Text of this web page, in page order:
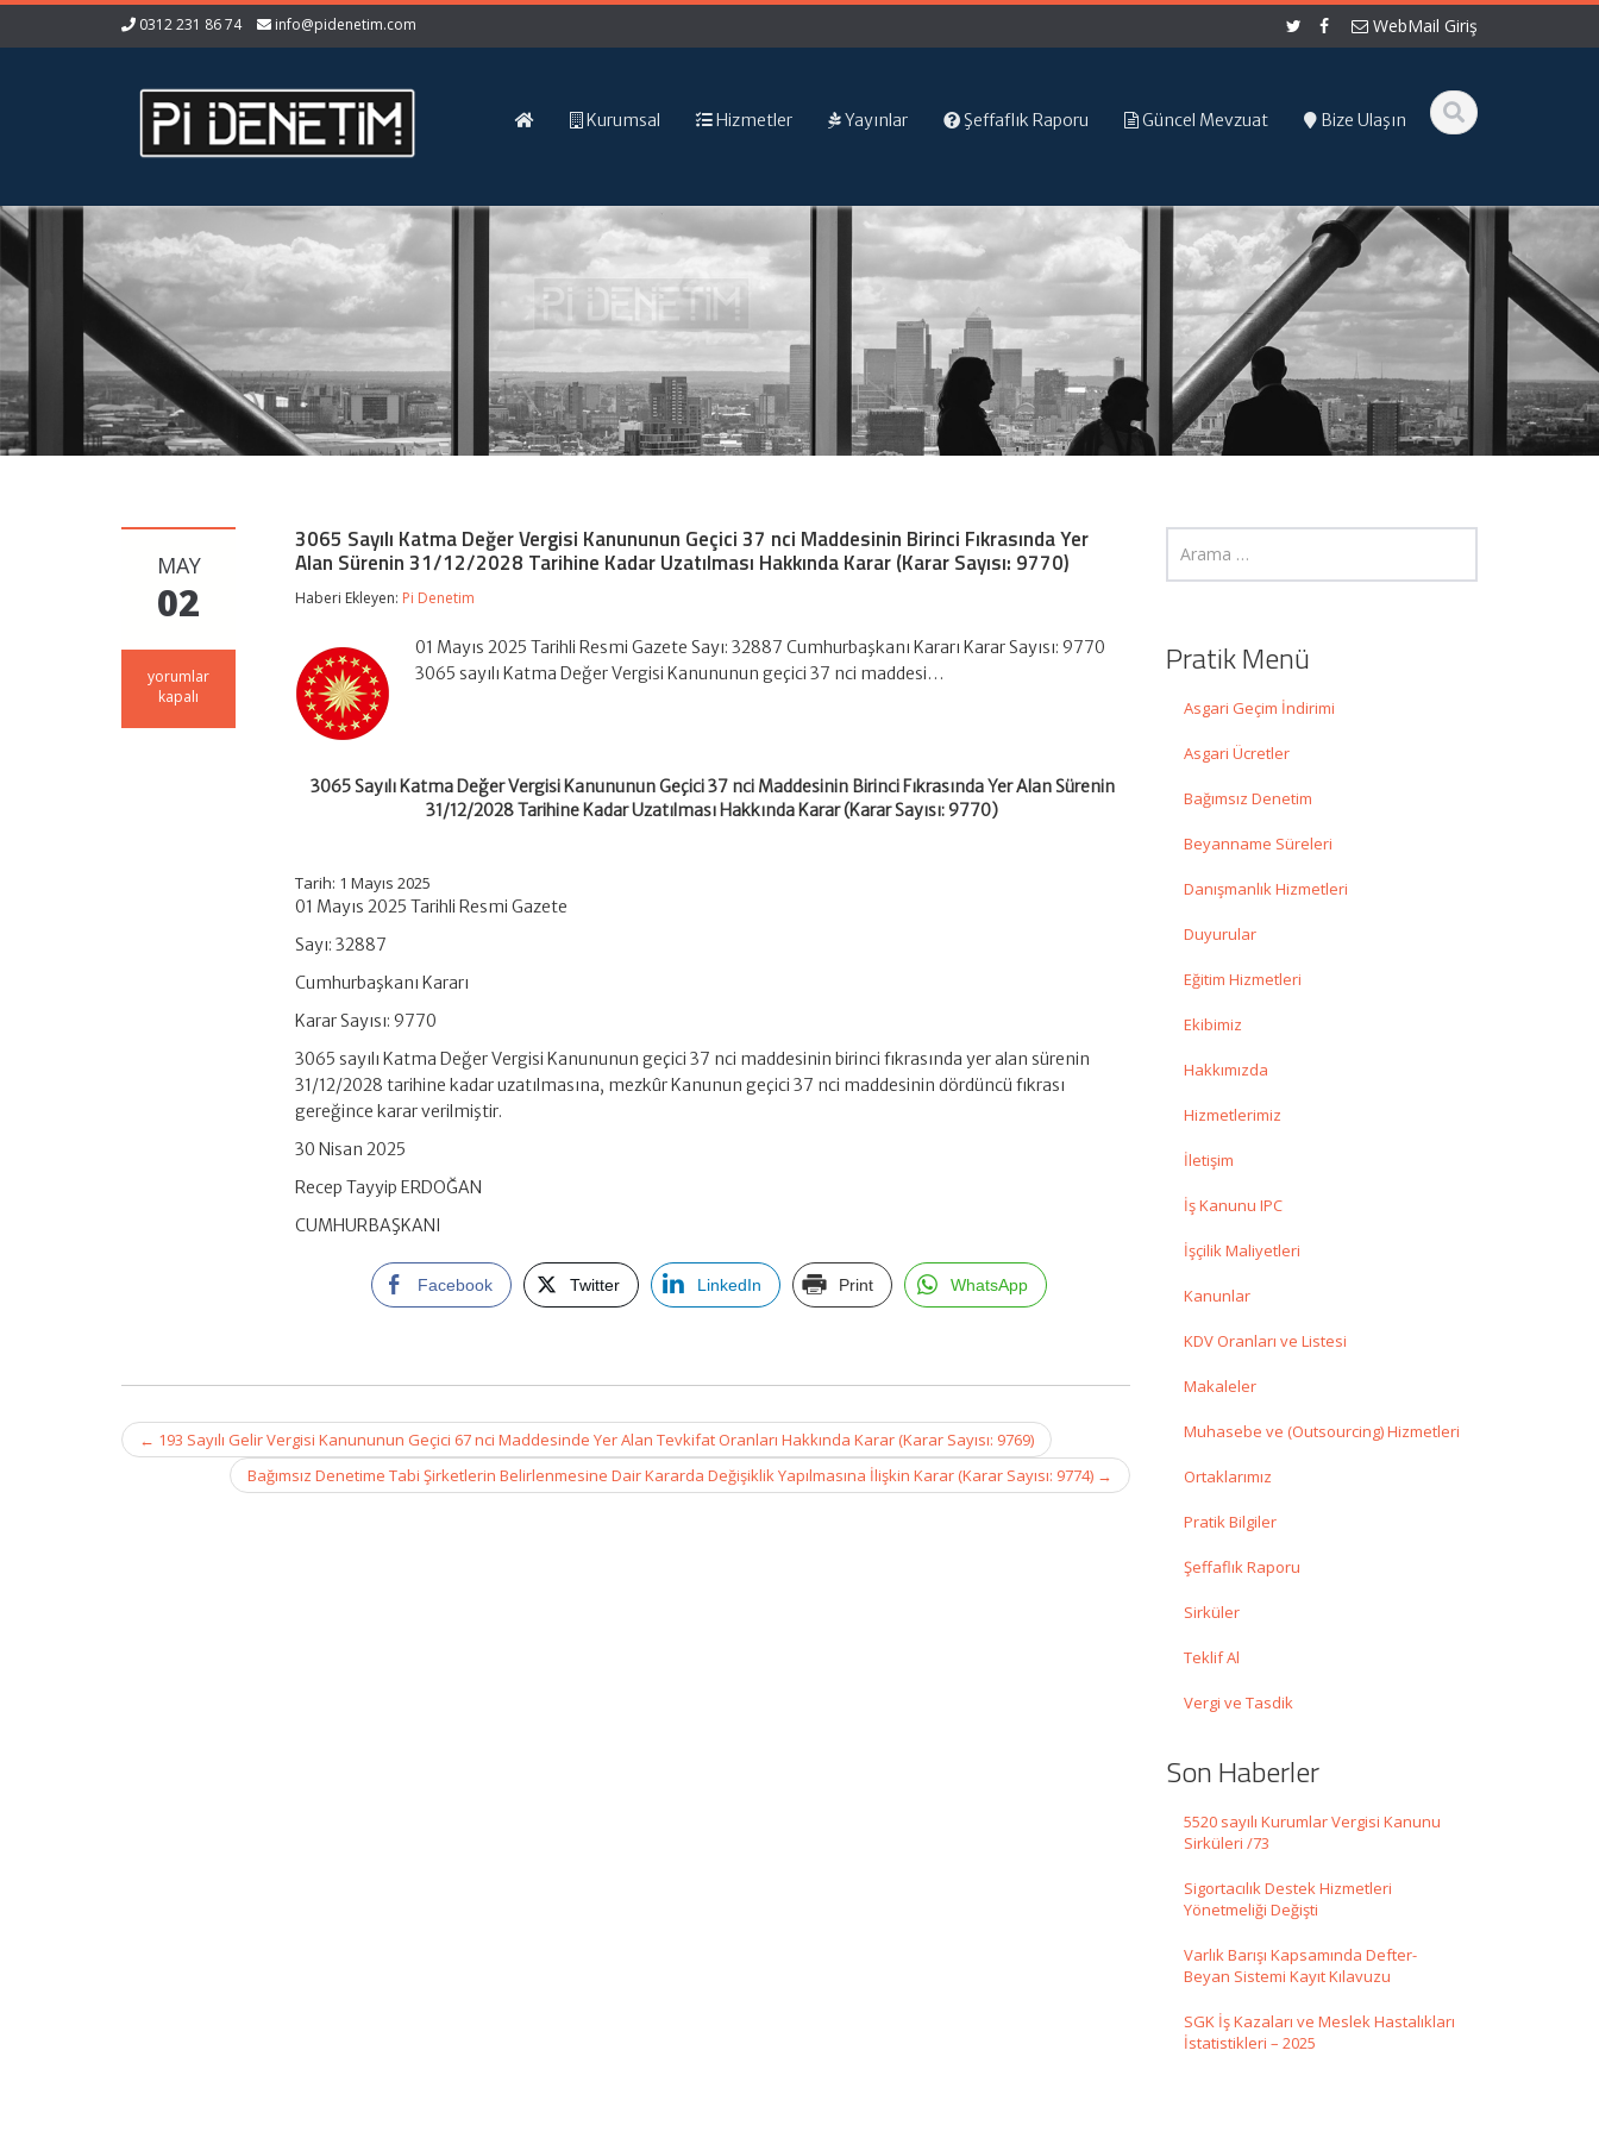
0312 231 86 74 info@pidenetim.com WebMail Giriş
Kurumsal Hizmetler Yayınlar Şeffaflık Raporu Güncel Mevzuat Bize Ulaşın
MAY
02
3065
Sayılı
yorumlar
kapalı
3065 Sayılı Katma Değer Vergisi Kanununun Geçici 37 nci Maddesinin Birinci Fıkrasında Yer
Alan Sürenin 31/12/2028 Tarihine Kadar Uzatılması Hakkında Karar (Karar Sayısı: 9770)
Haberi Ekleyen: Pi Denetim
01 Mayıs 2025 Tarihli Resmi Gazete Sayı: 32887 Cumhurbaşkanı Kararı Karar Sayısı: 9770
3065 sayılı Katma Değer Vergisi Kanununun geçici 37 nci maddesi…
3065 Sayılı Katma Değer Vergisi Kanununun Geçici 37 nci Maddesinin Birinci Fıkrasında Yer Alan Sürenin
31/12/2028 Tarihine Kadar Uzatılması Hakkında Karar (Karar Sayısı: 9770)
Tarih: 1 Mayıs 2025
01 Mayıs 2025 Tarihli Resmi Gazete
Sayı: 32887
Cumhurbaşkanı Kararı
Karar Sayısı: 9770
3065 sayılı Katma Değer Vergisi Kanununun geçici 37 nci maddesinin birinci fıkrasında yer alan sürenin
31/12/2028 tarihine kadar uzatılmasına, mezkûr Kanunun geçici 37 nci maddesinin dördüncü fıkrası
gereğince karar verilmiştir.
30 Nisan 2025
Recep Tayyip ERDOĞAN
CUMHURBAŞKANI
Facebook Twitter LinkedIn Print WhatsApp
Post
navigation
← 193 Sayılı Gelir Vergisi Kanununun Geçici 67 nci Maddesinde Yer Alan Tevkifat Oranları Hakkında Karar (Karar Sayısı: 9769)
Bağımsız Denetime Tabi Şirketlerin Belirlenmesine Dair Kararda Değişiklik Yapılmasına İlişkin Karar (Karar Sayısı: 9774) →
Pratik Menü
Asgari Geçim İndirimi
Asgari Ücretler
Bağımsız Denetim
Beyanname Süreleri
Danışmanlık Hizmetleri
Duyurular
Eğitim Hizmetleri
Ekibimiz
Hakkımızda
Hizmetlerimiz
İletişim
İş Kanunu IPC
İşçilik Maliyetleri
Kanunlar
KDV Oranları ve Listesi
Makaleler
Muhasebe ve (Outsourcing) Hizmetleri
Ortaklarımız
Pratik Bilgiler
Şeffaflık Raporu
Sirküler
Teklif Al
Vergi ve Tasdik
Son Haberler
5520 sayılı Kurumlar Vergisi Kanunu
Sirküleri /73
Sigortacılık Destek Hizmetleri
Yönetmeliği Değişti
Varlık Barışı Kapsamında Defter-
Beyan Sistemi Kayıt Kılavuzu
SGK İş Kazaları ve Meslek Hastalıkları
İstatistikleri – 2025